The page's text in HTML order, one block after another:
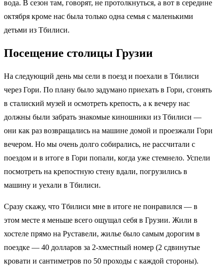
вода. В сезон там, говорят, не протолкнуться, а вот в середине
октября кроме нас была только одна семья с маленькими
детьми из Тбилиси.
Посещение столицы Грузии
На следующий день мы сели в поезд и поехали в Тбилиси
через Гори. По плану было задумано приехать в Гори, сгонять
в сталиский музей и осмотреть крепость, а к вечеру нас
должны были забрать знакомые киношники из Тбилиси —
они как раз возвращались на машине домой и проезжали Гори
вечером. Но мы очень долго собирались, не рассчитали с
поездом и в итоге в Гори попали, когда уже стемнело. Успели
посмотреть на крепостную стену вдали, погрузились в
машину и уехали в Тбилиси.
Сразу скажу, что Тбилиси мне в итоге не понравился — в
этом месте я меньше всего ощущал себя в Грузии. Жили в
хостеле прямо на Руставели, жилье было самым дорогим в
поездке — 40 долларов за 2-хместный номер (2 сдвинутые
кровати и сантиметров по 50 проходы с каждой стороны).